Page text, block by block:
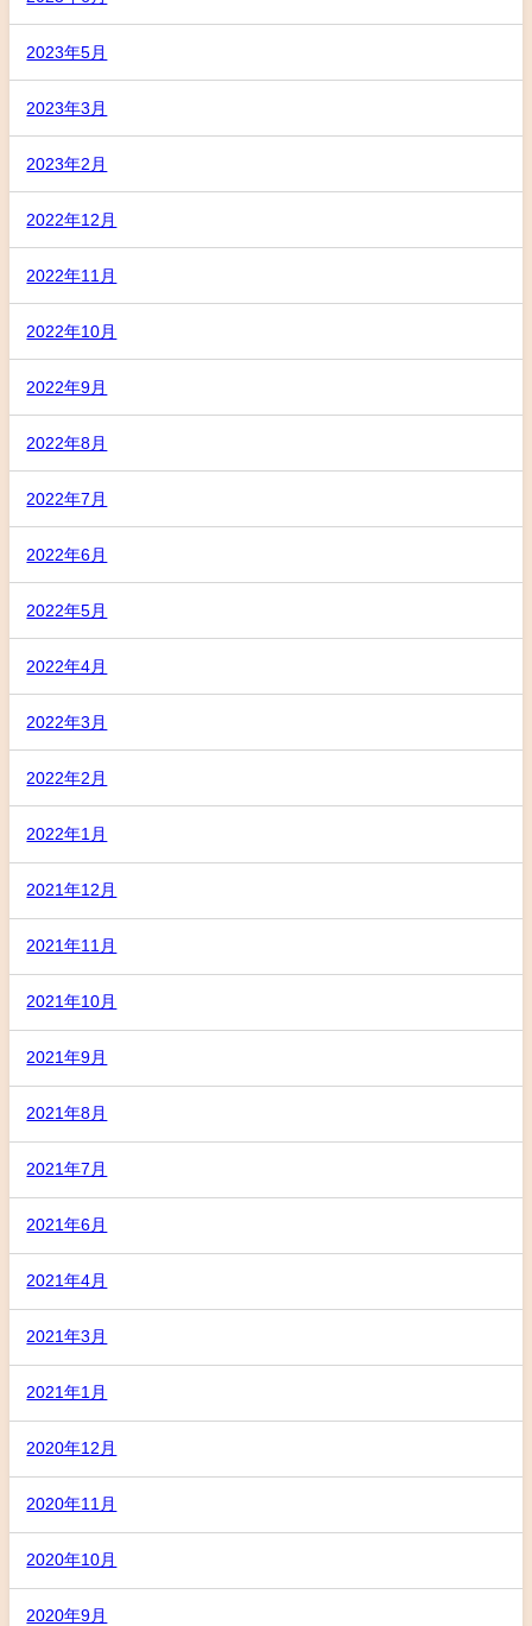
2023年5月
2023年3月
2023年2月
2022年12月
2022年11月
2022年10月
2022年9月
2022年8月
2022年7月
2022年6月
2022年5月
2022年4月
2022年3月
2022年2月
2022年1月
2021年12月
2021年11月
2021年10月
2021年9月
2021年8月
2021年7月
2021年6月
2021年4月
2021年3月
2021年1月
2020年12月
2020年11月
2020年10月
2020年9月